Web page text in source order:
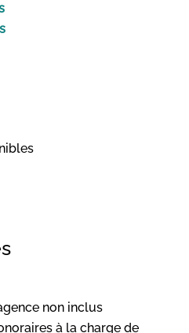
non inclus
à la charge de